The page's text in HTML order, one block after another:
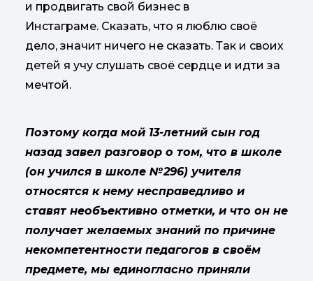
и продвигать свой бизнес в
Инстаграме. Сказать, что я люблю своё
дело, значит ничего не сказать. Так и своих
детей я учу слушать своё сердце и идти за
мечтой.
Поэтому когда мой 13-летний сын год
назад завел разговор о том, что в школе
(он учился в школе №296) учителя
относятся к нему несправедливо и
ставят необъективно отметки, и что он не
получает желаемых знаний по причине
некомпетентности педагогов в своём
предмете, мы единогласно приняли